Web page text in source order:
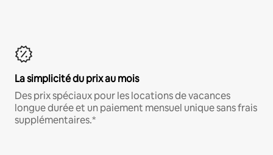
La simplicité du prix au mois
Des prix spéciaux pour les locations de vacances
longue durée et un paiement mensuel unique sans frais
supplémentaires.*